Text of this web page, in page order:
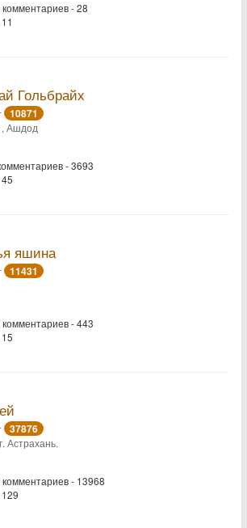
- 28
Гольбрайх
10871
, Ашдод
- 3693
яшина
11431
- 443
37876
Астрахань.
- 13968